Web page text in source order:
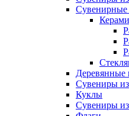
Сувенирные
Деревянные
Сувениры
Куклы
Сувениры